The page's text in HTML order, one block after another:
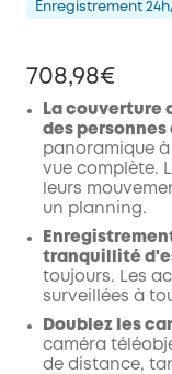
Enregistrement
708,98€
La couverture
des
panoramique
vue complète.
leurs
un planning.
tranquillité
toujours. Les
surveillées à
Doublez les
caméra
de distance,